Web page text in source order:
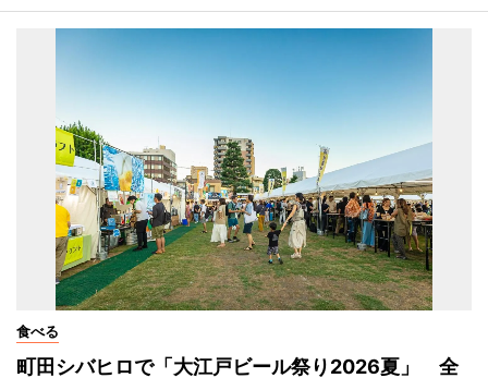
食べる
町田シバヒロで「大江戸ビール祭り2026夏」 全